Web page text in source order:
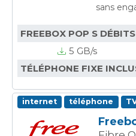
sans
FREEBOX POP S DÉBITS
5 GB/s
TÉLÉPHONE FIXE
internet téléphone